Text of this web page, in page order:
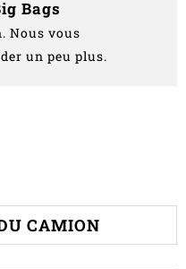
Bags
Nous vous
un peu plus.
CAMION